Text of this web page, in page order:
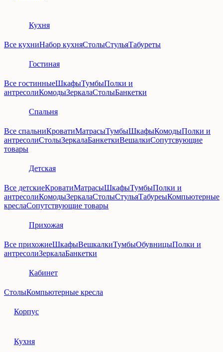
Кухня
Все кухниНабор кухняСтолыСтульяТабуреты
Гостиная
Все гостинныеШкафыТумбыПолки и
антресолиКомодыЗеркалаСтолыБанкетки
Спальня
Все спальниКроватиМатрасыТумбыШкафыКомодыПолки и
антресолиСтолыЗеркалаБанкеткиВешалкиСопутсвующие
товары
Детская
Все детскиеКроватиМатрасыШкафыТумбыПолки и
антресолиКомодыЗеркалаСтолыСтульяТабуреыКомпьютерные
креслаСопутствующие товары
Прихожая
Все прихожиеШкафыВешкалкиТумбыОбувницыПолки и
антресолиЗеркалаБанкетки
Кабинет
СтолыКомпьютерные кресла
Корпус
Кухня